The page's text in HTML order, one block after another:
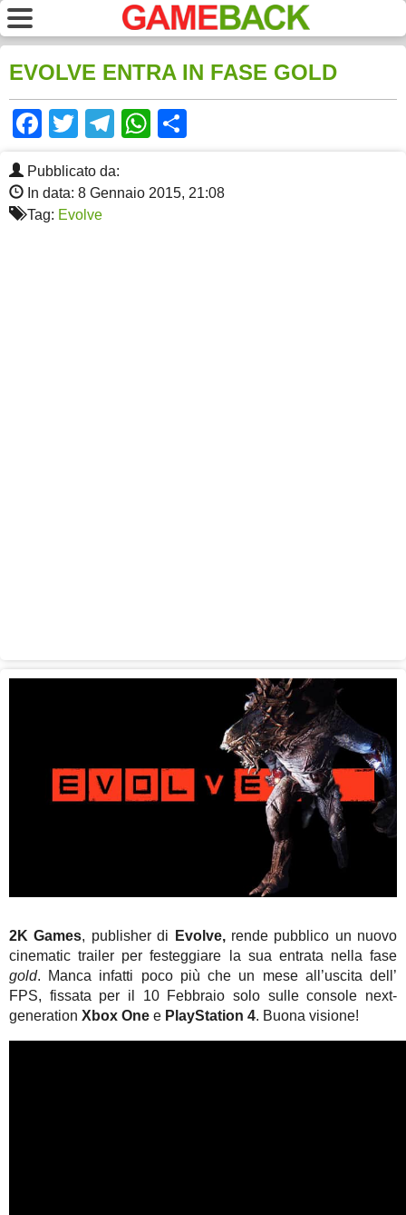
EVOLVE ENTRA IN FASE GOLD
Facebook
TwitterTelegram
WhatsApp
Pubblicato da:
In data: 8 Gennaio 2015, 21:08
Tag: Evolve
2K Games, publisher di Evolve,rende pubblico un nuovo
cinematic trailer per festeggiare la sua entrata nella fase
gold. Manca infatti poco più che un mese all’uscita dell’
FPS, fissata per il 10 Febbraio solo sulle console next-
generation Xbox One e PlayStation 4. Buona visione!